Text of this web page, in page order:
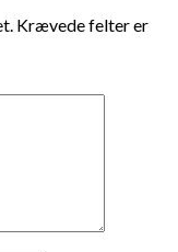
Krævede felter er